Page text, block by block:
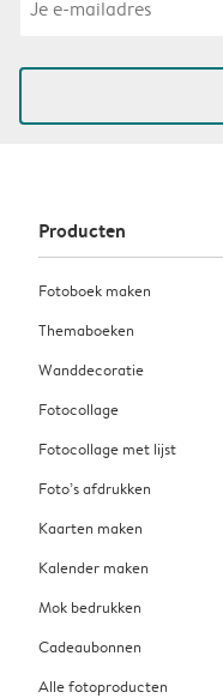
Producten
Fotoboek maken
Themaboeken
Wanddecoratie
Fotocollage
Fotocollage met lijst
Foto’s afdrukken
Kaarten maken
Kalender maken
Mok bedrukken
Cadeaubonnen
Alle fotoproducten